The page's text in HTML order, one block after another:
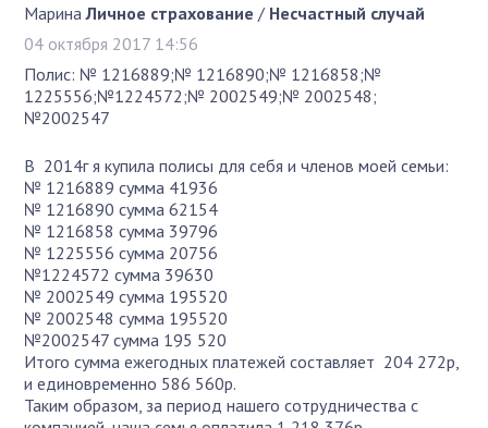
Марина Личное страхование / Несчастный случай
04 октября 2017 14:56
Полис: № 1216889;№ 1216890;№ 1216858;№
1225556;№1224572;№ 2002549;№ 2002548;
№2002547
В 2014г я купила полисы для себя и членов моей семьи:
№ 1216889 сумма 41936
№ 1216890 сумма 62154
№ 1216858 сумма 39796
№ 1225556 сумма 20756
№1224572 сумма 39630
№ 2002549 сумма 195520
№ 2002548 сумма 195520
№2002547 сумма 195 520
Итого сумма ежегодных платежей составляет 204 272р,
и единовременно 586 560р.
Таким образом, за период нашего сотрудничества с